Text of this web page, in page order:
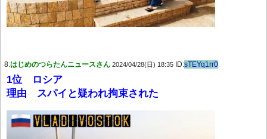
8:はじめのつらたんニュースさん 2024/04/28(日) 18:35 ID:sTEYq1rr0
1位 ロシア
理由 スパイと疑われ拘束された